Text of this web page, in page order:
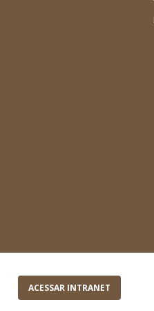
ACESSAR INTRANET